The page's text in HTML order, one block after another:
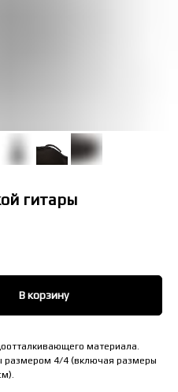
гитары
В корзину
материала.
размером 4/4 (включая размеры